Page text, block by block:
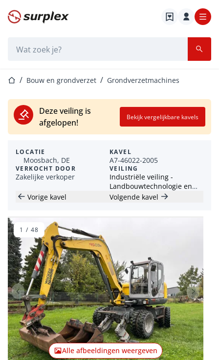
Startpagina
StartpaginaBouw en grondverzet Grondverzetmachines
Deze veiling is
afgelopen!
Bekijk vergelijkbare kavels
LOCATIE
Moosbach, DE
VERKOCHT DOOR
Zakelijke verkoper
KAVEL
A7-46022-2005
VEILING
Industriële veiling -
Landbouwtechnologie en
grondverzetmachines
Vorige kavel Volgende kavel
Vorig item
Alle afbeeldingen weergeven
1 / 48